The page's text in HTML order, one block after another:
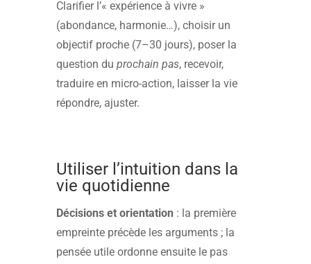
Clarifier l’« expérience à vivre »
(abondance, harmonie…), choisir un
objectif proche (7–30 jours), poser la
question du prochain pas, recevoir,
traduire en micro-action, laisser la vie
répondre, ajuster.
Utiliser l’intuition dans la
vie quotidienne
Décisions et orientation : la première
empreinte précède les arguments ; la
pensée utile ordonne ensuite le pas